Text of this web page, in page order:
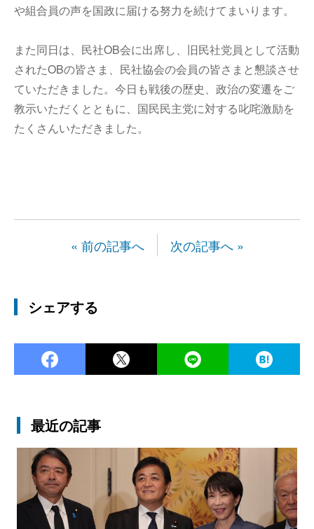
や組合員の声を国政に届ける努力を続けてまいります。
また同日は、民社OB会に出席し、旧民社党員として活動
されたOBの皆さま、民社協会の会員の皆さまと懇談させ
ていただきました。今日も戦後の歴史、政治の変遷をご
教示いただくとともに、国民民主党に対する叱咤激励を
たくさんいただきました。
« 前の記事へ 次の記事へ »
シェアする
Facebook Twitter
最近の記事